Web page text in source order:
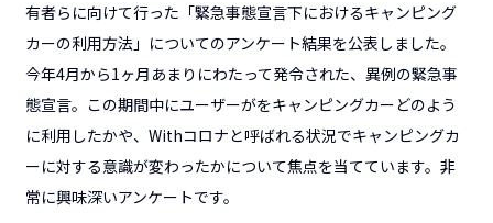
有者らに向けて行った「緊急事態宣言下におけるキャンピング
カーの利用方法」についてのアンケート結果を公表しました。
今年4月から1ヶ月あまりにわたって発令された、異例の緊急事
態宣言。この期間中にユーザーがをキャンピングカーどのよう
に利用したかや、Withコロナと呼ばれる状況でキャンピングカ
ーに対する意識が変わったかについて焦点を当てています。非
常に興味深いアンケートです。